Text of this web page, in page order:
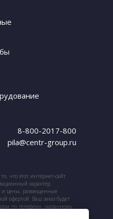
8-800-2017-800
pila@centr-group.ru
что этот интернет-сайт
характер.
цены, размещенные
офертой. Ваш заказ будет
по телефону, указанному